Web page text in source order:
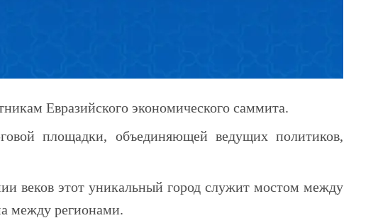
Евразийского экономического саммита.
площадки, объединяющей ведущих политиков,
веков этот уникальный город служит мостом между
между регионами.